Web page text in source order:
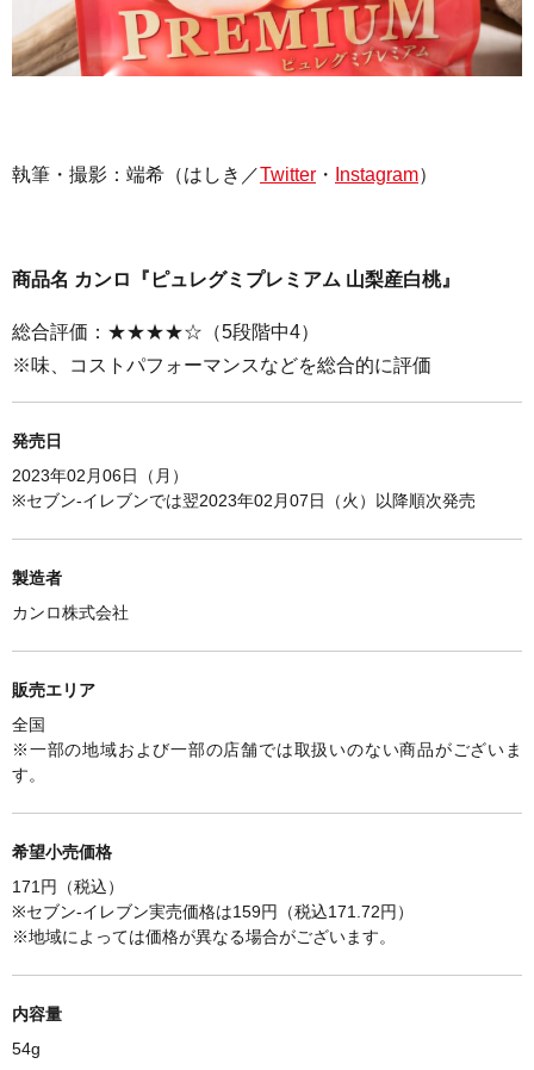
執筆・撮影： 端希（はしき／Twitter ・ Instagram）
商品名 カンロ『ピュレグミプレミアム 山梨産白桃』
総合評価：★★★★☆（5段階中4）
※味、コストパフォーマンスなどを総合的に評価
発売日
2023年02月06日（月）
※セブン-イレブンでは翌2023年02月07日（火）以降順次発売
製造者
カンロ株式会社
販売エリア
全国
※一部の地域および一部の店舗では取扱いのない商品がございま
す。
希望小売価格
171円（税込）
※セブン-イレブン実売価格は159円（税込171.72円）
※地域によっては価格が異なる場合がございます。
内容量
54g